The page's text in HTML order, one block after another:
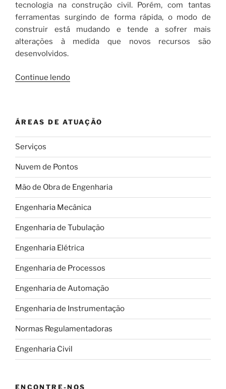
tecnologia na construção civil. Porém, com tantas
ferramentas surgindo de forma rápida, o modo de
construir está mudando e tende a sofrer mais
alterações à medida que novos recursos são
desenvolvidos.
Continue lendo“Como
construção
civil
ÁREAS DE ATUAÇÃO
Serviços
Nuvem de Pontos
Mão de Obra de Engenharia
Engenharia Mecânica
Engenharia de Tubulação
Engenharia Elétrica
Engenharia de Processos
Engenharia de Automação
Engenharia de Instrumentação
Normas Regulamentadoras
Engenharia Civil
ENCONTRE-NOS